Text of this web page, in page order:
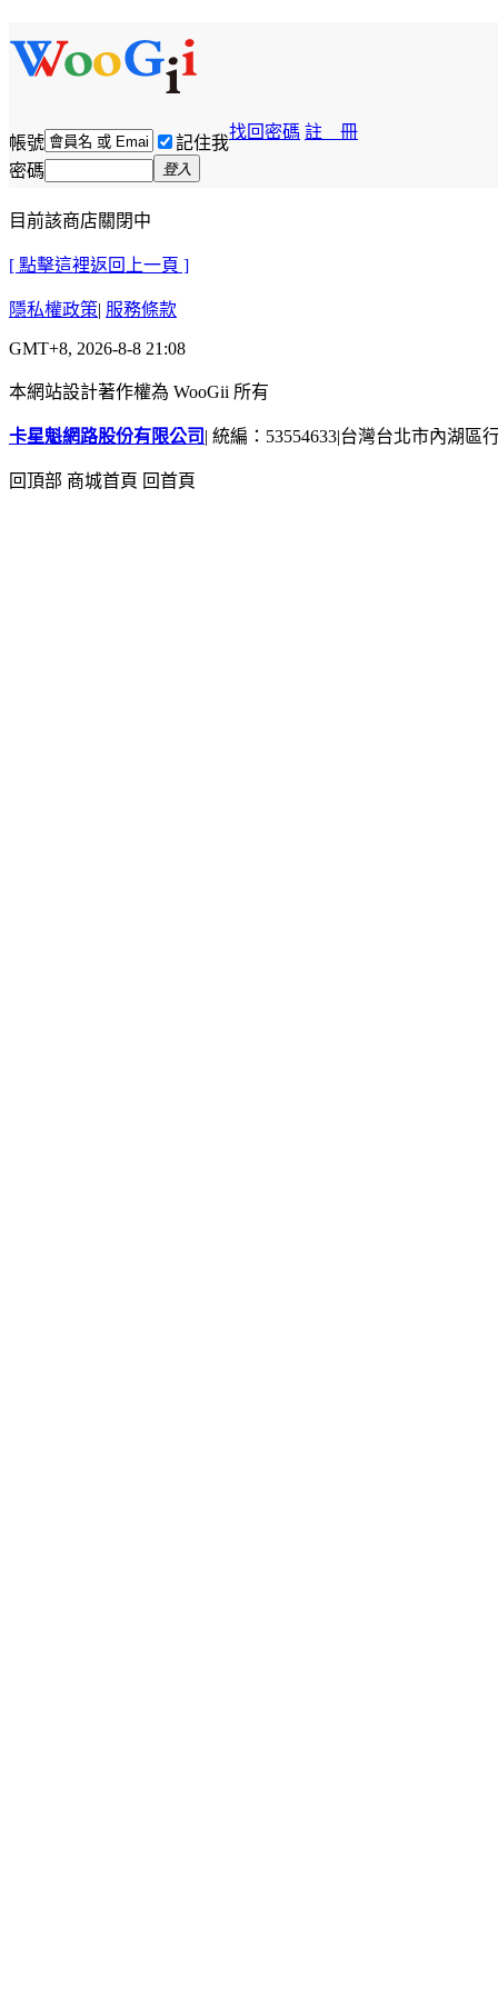
帳號 記住我
找回密碼 註 冊
密碼 登入
目前該商店關閉中
[ 點擊這裡返回上一頁 ]
隱私權政策| 服務條款
GMT+8, 2026-8-8 21:08
本網站設計著作權為 WooGii 所有
卡星魁網路股份有限公司 | 統編：53554633|台灣台北市內湖區
回頂部 商城首頁 回首頁